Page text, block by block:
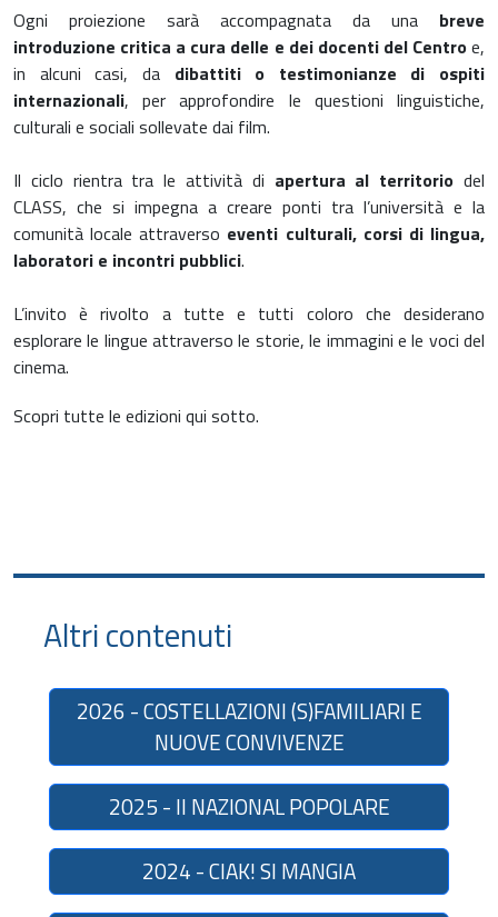
Ogni proiezione sarà accompagnata da una breve
introduzione critica a cura delle e dei docenti del Centroe,
in alcuni casi, da dibattiti o testimonianze di ospiti
internazionali, per approfondire le questioni linguistiche,
culturali e sociali sollevate dai film.
Il ciclo rientra tra le attività di apertura al territoriodel
CLASS, che si impegna a creare ponti tra l’università e la
comunità locale attraverso eventi culturali, corsi di lingua,
laboratori e incontri pubblici.
L’invito è rivolto a tutte e tutti coloro che desiderano
esplorare le lingue attraverso le storie, le immagini e le voci del
cinema.
Scopri tutte le edizioni qui sotto.
Altri contenuti
2026 - COSTELLAZIONI (S)FAMILIARI E
NUOVE CONVIVENZE
2025 - Il NAZIONAL POPOLARE
2024 - CIAK! SI MANGIA